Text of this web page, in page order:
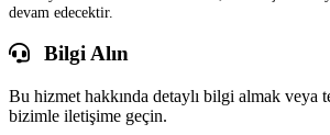
devam edecektir.
Bilgi Alın
Bu hizmet hakkında detaylı bilgi almak veya
bizimle iletişime geçin.